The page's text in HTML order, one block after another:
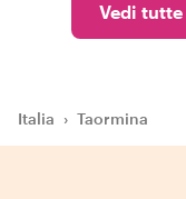
Vedi tutte
Italia › Taormina